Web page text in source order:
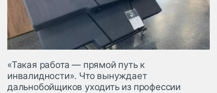
«Такая работа — прямой путь к
инвалидности». Что вынуждает
дальнобойщиков уходить из профессии